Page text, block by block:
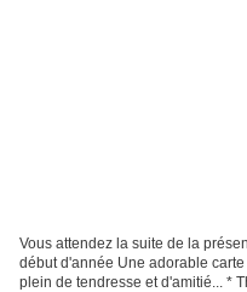
Vous attendez la suite de la
début d'année Une adorable
plein de tendresse et d'amitié... *